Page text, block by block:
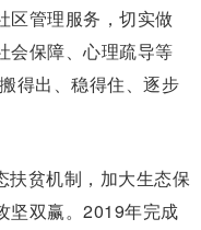
区管理服务，切实做
会保障、心理疏导等
得出、稳得住、逐步
扶贫机制，加大生态保
坚双赢。2019年完成